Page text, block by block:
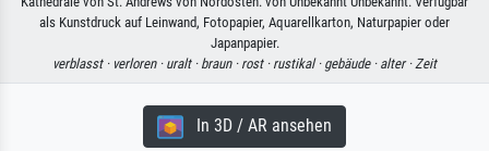
als Kunstdruck auf Leinwand, Fotopapier, Aquarellkarton, Naturpapier oder
Japanpapier.
verblasst · verloren · uralt · braun · rost · rustikal · gebäude · alter ·Zeit
In 3D / AR ansehen